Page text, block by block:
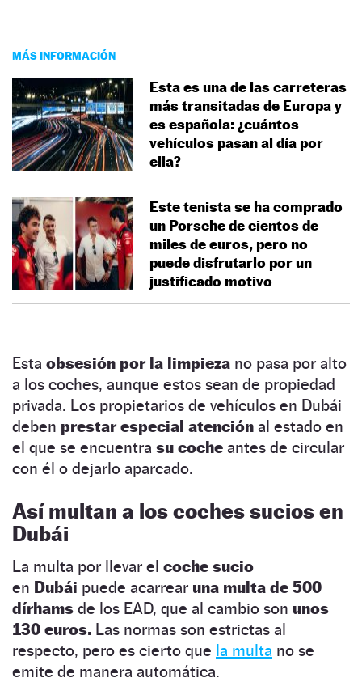
MÁS INFORMACIÓN
Esta es una de las carreteras
más transitadas de Europa y
es española: ¿cuántos
vehículos pasan al día por
ella?
Este tenista se ha comprado
un Porsche de cientos de
miles de euros, pero no
puede disfrutarlo por un
justificado motivo
Esta obsesión por la limpieza no pasa por alto
a los coches, aunque estos sean de propiedad
privada. Los propietarios de vehículos en Dubái
deben prestar especial atención al estado en
el que se encuentra su coche antes de circular
con él o dejarlo aparcado.
Así multan a los coches sucios en
Dubái
La multa por llevar el coche sucio
en Dubái puede acarrear una multa de 500
dírhams de los EAD, que al cambio son unos
130 euros. Las normas son estrictas al
respecto, pero es cierto que la multa no se
emite de manera automática.